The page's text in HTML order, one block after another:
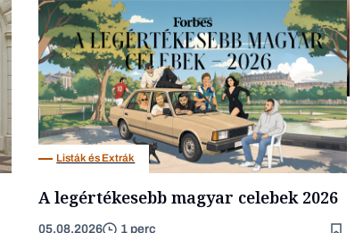
AI
Listák és Extrák
A legértékesebb magyar celebek 2026
05.08.2026 1 perc